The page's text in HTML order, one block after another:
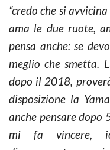
“credo che si
ama le due ruote,
pensa anche: se
meglio che smetta.
dopo il 2018,
disposizione la
anche pensare dopo
mi fa vincere,